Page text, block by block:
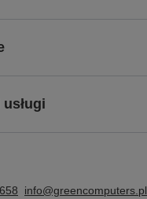
info@greencomputers.pl